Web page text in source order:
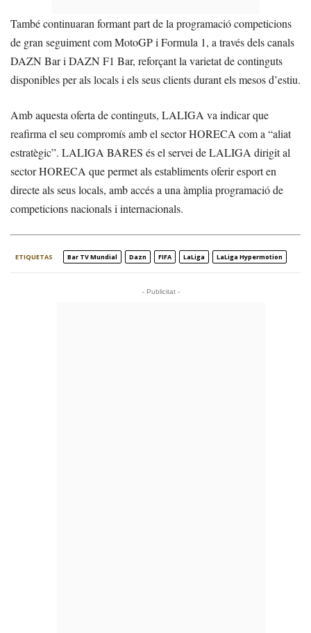
També continuaran formant part de la programació competicions
de gran seguiment com MotoGP i Formula 1, a través dels canals
DAZN Bar i DAZN F1 Bar, reforçant la varietat de continguts
disponibles per als locals i els seus clients durant els mesos d’estiu.
Amb aquesta oferta de continguts, LALIGA va indicar que
reafirma el seu compromís amb el sector HORECA com a “aliat
estratègic”. LALIGA BARES és el servei de LALIGA dirigit al
sector HORECA que permet als establiments oferir esport en
directe als seus locals, amb accés a una àmplia programació de
competicions nacionals i internacionals.
ETIQUETAS Bar TV Mundial Dazn FIFA LaLiga LaLiga Hypermotion
- Publicitat -